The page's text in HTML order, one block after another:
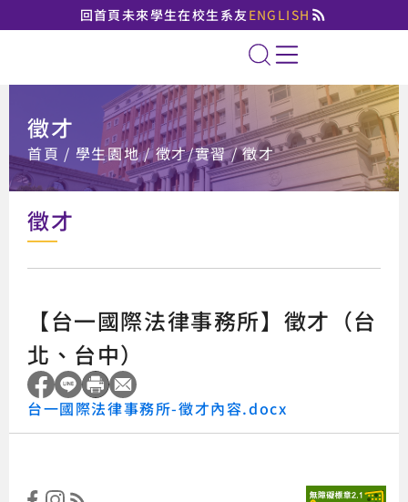
回首頁未來學生在校生系友 ENGLISH
國立臺北大學法律學系
全站搜索
徵才
:::
首頁 學生園地 徵才/實習 徵才
徵才
【台一國際法律事務所】徵才（台
北、台中）
台一國際法律事務所-徵才內容.docx